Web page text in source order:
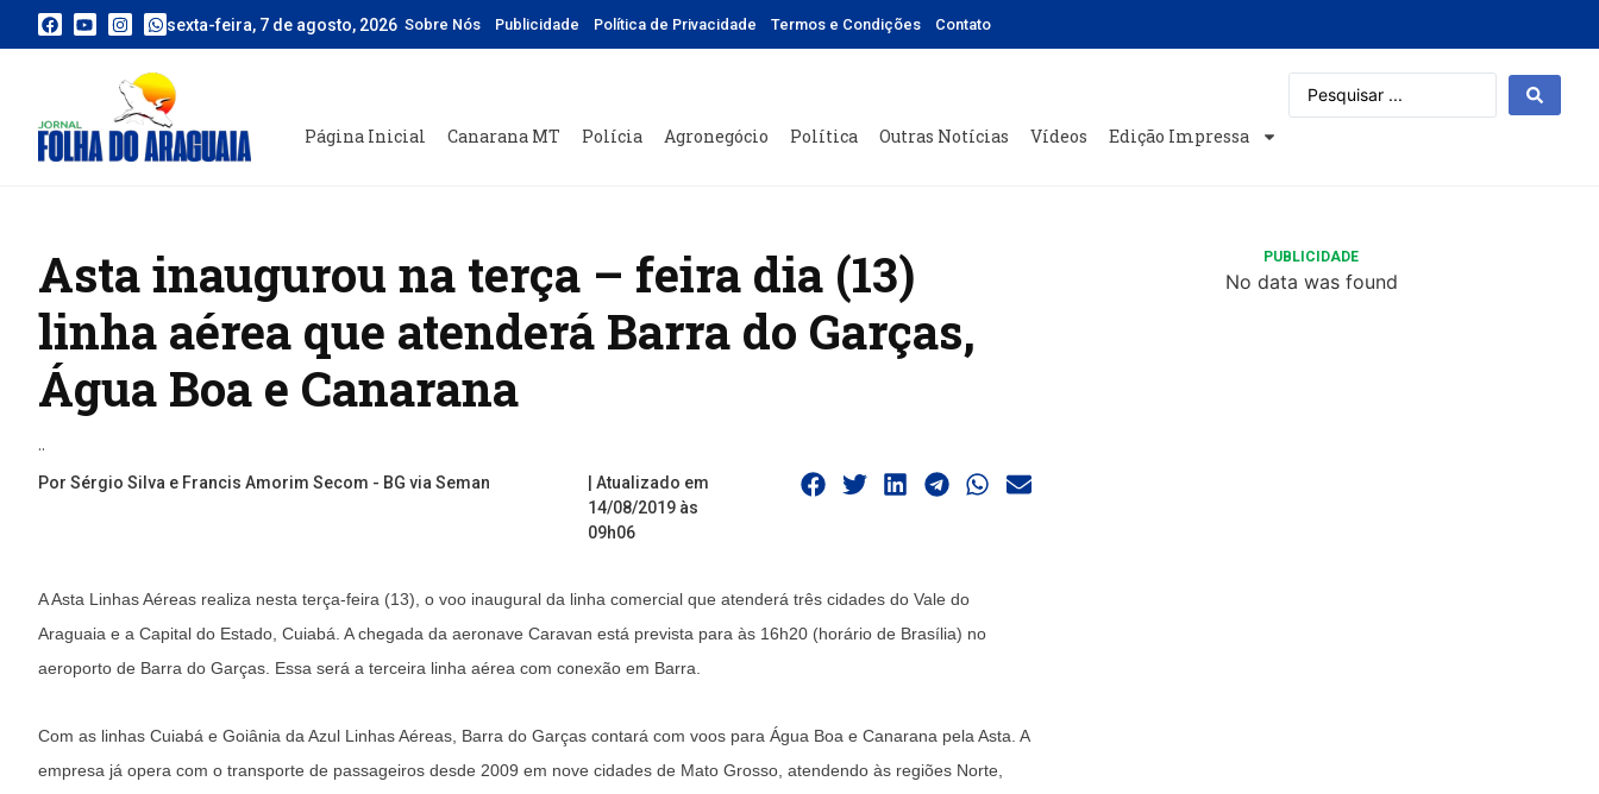
sexta-feira, 7 de agosto, 2026 Sobre Nós Publicidade Política de Privacidade Termos e Condições Contato
Página Inicial Canarana MT Polícia Agronegócio Política Outras Notícias Vídeos Edição Impressa
Asta inaugurou na terça – feira dia (13)
linha aérea que atenderá Barra do Garças,
Água Boa e Canarana
..
Por Sérgio Silva e Francis Amorim Secom - BG via Seman
| Atualizado em
14/08/2019 às
09h06
A Asta Linhas Aéreas realiza nesta terça-feira (13), o voo inaugural da linha comercial que atenderá três cidades do Vale do
Araguaia e a Capital do Estado, Cuiabá. A chegada da aeronave Caravan está prevista para às 16h20 (horário de Brasília) no
aeroporto de Barra do Garças. Essa será a terceira linha aérea com conexão em Barra.
Com as linhas Cuiabá e Goiânia da Azul Linhas Aéreas, Barra do Garças contará com voos para Água Boa e Canarana pela Asta. A
empresa já opera com o transporte de passageiros desde 2009 em nove cidades de Mato Grosso, atendendo às regiões Norte,
PUBLICIDADE
No data was found